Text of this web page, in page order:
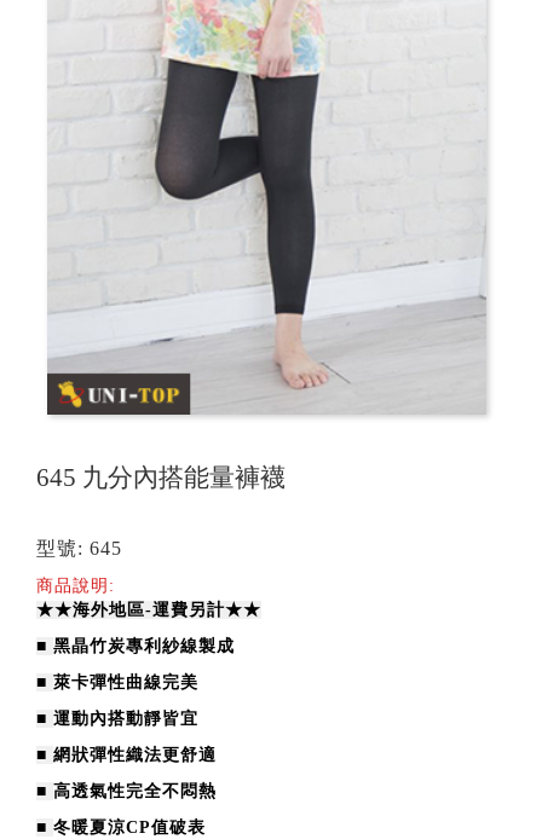
645 九分內搭能量褲襪
型號: 645
商品說明:
★★海外地區-運費另計★★
■ 黑晶竹炭專利紗線製成
■ 萊卡彈性曲線完美
■ 運動內搭動靜皆宜
■ 網狀彈性織法更舒適
■ 高透氣性完全不悶熱
■ 冬暖夏涼CP值破表